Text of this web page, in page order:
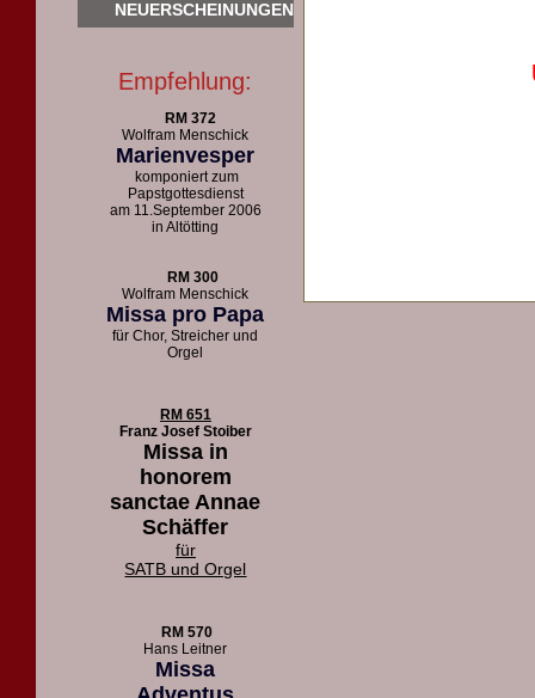
NEUERSCHEINUNGEN
Empfehlung:
RM 372
Wolfram Menschick
Marienvesper
komponiert zum
Papstgottesdienst
am 11.September 2006
in Altötting
RM 300
Wolfram Menschick
Missa pro Papa
für Chor, Streicher und
Orgel
RM 651
Franz Josef Stoiber
Missa in
honorem
sanctae Annae
Schäffer
für
SATB und Orgel
RM 570
Hans Leitner
Missa